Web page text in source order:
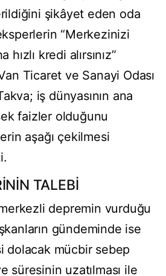
şikâyet eden oda
“Merkezinizi
hızlı kredi alırsınız”
Ticaret ve Sanayi Odası
iş dünyasının ana
faizler olduğunu
aşağı çekilmesi
TALEBİ
depremin vurduğu
gündeminde ise
dolacak mücbir sebep
süresinin uzatılması ile